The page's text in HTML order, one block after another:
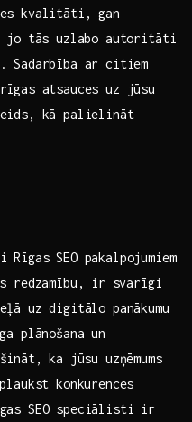
kvalitāti, gan
jo ⁣tās uzlabo autoritāti
Sadarbība ​ar citiem⁢
atsauces uz jūsu
kā palielināt
SEO pakalpojumiem
redzamību, ⁤ir svarīgi
uz ‌digitālo panākumu⁢
plānošana un⁤
ka jūsu‍ uzņēmums
konkurences
SEO speciālisti ir